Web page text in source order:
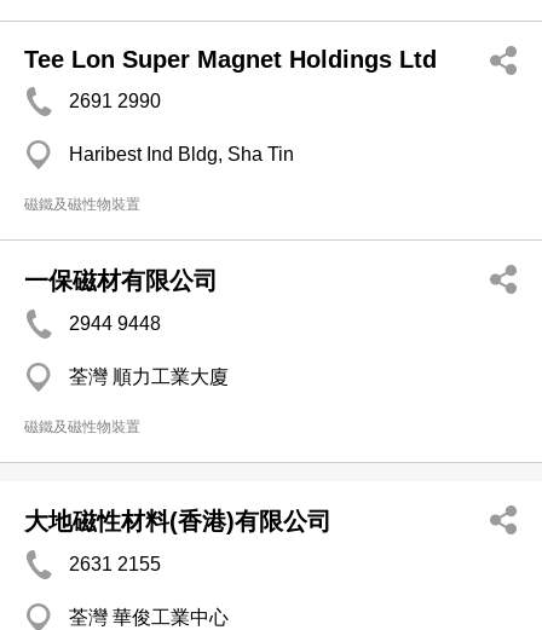
Tee Lon Super Magnet Holdings Ltd
2691 2990
Haribest Ind Bldg, Sha Tin
磁鐵及磁性物裝置
一保磁材有限公司
2944 9448
荃灣 順力工業大廈
磁鐵及磁性物裝置
大地磁性材料(香港)有限公司
2631 2155
荃灣 華俊工業中心